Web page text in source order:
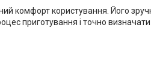
комфорт користування. Його
приготування і точно визначати